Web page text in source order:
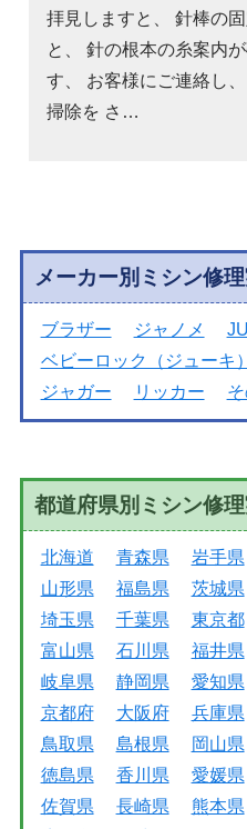
拝見しますと、 針棒の
と、 針の根本の糸案内
す、 お客様にご連絡し
掃除を さ…
メーカー別ミシン修
ブラザー ジャノメ
ベビーロック（ジューキ）
ジャガー
リッカー
都道府県別ミシン修
北海道 青森県 岩手県
山形県
福島県 茨城県
埼玉県
千葉県 東京都
富山県
石川県 福井県
岐阜県
静岡県 愛知県
京都府
大阪府 兵庫県
鳥取県
島根県 岡山県
徳島県
香川県 愛媛県
佐賀県
長崎県 熊本県